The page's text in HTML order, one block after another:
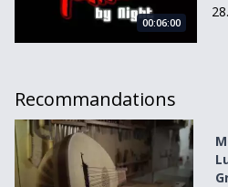
00:06:00
Recommandations
Mérite Cantonal Vaudois : Luc